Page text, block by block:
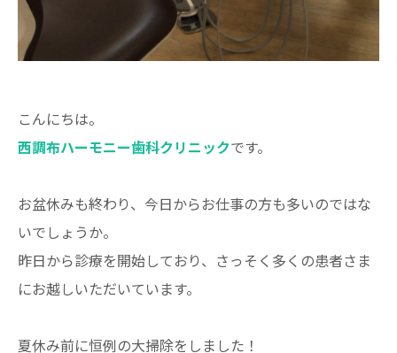
こんにちは。
西調布ハーモニー歯科クリニックです。
お盆休みも終わり、今日からお仕事の方も多いのではな
いでしょうか。
昨日から診療を開始しており、さっそく多くの患者さま
にお越しいただいています。
夏休み前に恒例の大掃除をしました！